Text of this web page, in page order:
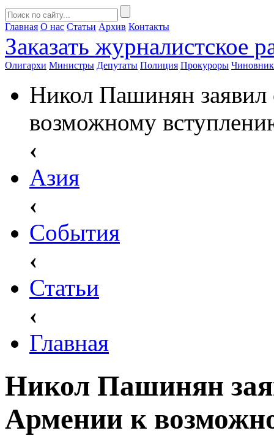
Главная О нас Статьи Архив Контакты
Заказать журналистское
Олигархи Министры Депутаты Полиция Прокуроры
Никол Пашинян
возможному
‹
Азия
‹
События
‹
Статьи
‹
Главная
Никол Пашинян
Армении к